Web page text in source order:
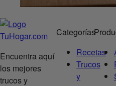
Encuentra aquí
los mejores
trucos y
Categorías
Recetas
Trucos
y